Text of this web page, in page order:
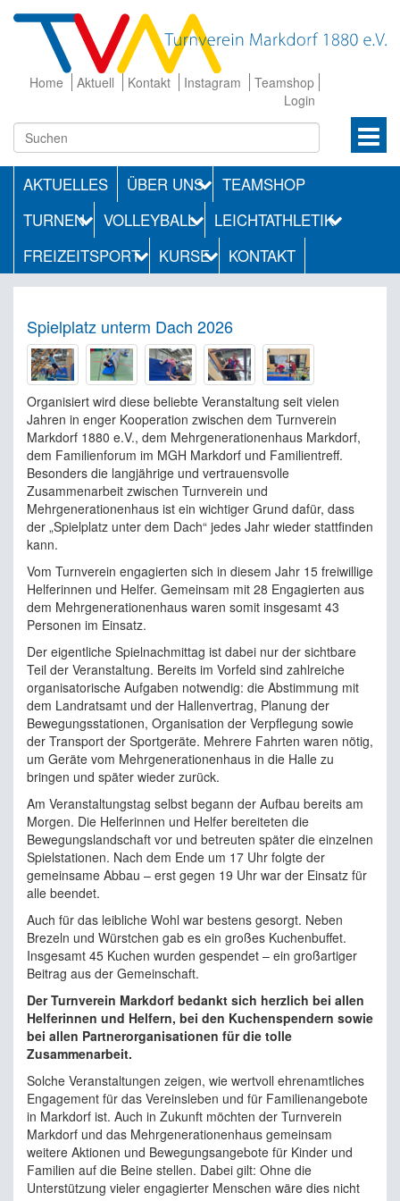
Home Aktuell Kontakt Instagram
Teamshop
Login
AKTUELLES ÜBER UNS
TEAMSHOP
TURNEN
VOLLEYBALL
LEICHTATHLETIK
FREIZEITSPORT
KURSE KONTAKT
Spielplatz unterm Dach 2026
Organisiert wird diese beliebte Veranstaltung seit vielen
Jahren in enger Kooperation zwischen dem Turnverein
Markdorf 1880 e.V., dem Mehrgenerationenhaus Markdorf,
dem Familienforum im MGH Markdorf und Familientreff.
Besonders die langjährige und vertrauensvolle
Zusammenarbeit zwischen Turnverein und
Mehrgenerationenhaus ist ein wichtiger Grund dafür, dass
der „Spielplatz unter dem Dach“ jedes Jahr wieder stattfinden
kann.
Vom Turnverein engagierten sich in diesem Jahr 15 freiwillige
Helferinnen und Helfer. Gemeinsam mit 28 Engagierten aus
dem Mehrgenerationenhaus waren somit insgesamt 43
Personen im Einsatz.
Der eigentliche Spielnachmittag ist dabei nur der sichtbare
Teil der Veranstaltung. Bereits im Vorfeld sind zahlreiche
organisatorische Aufgaben notwendig: die Abstimmung mit
dem Landratsamt und der Hallenvertrag, Planung der
Bewegungsstationen, Organisation der Verpflegung sowie
der Transport der Sportgeräte. Mehrere Fahrten waren nötig,
um Geräte vom Mehrgenerationenhaus in die Halle zu
bringen und später wieder zurück.
Am Veranstaltungstag selbst begann der Aufbau bereits am
Morgen. Die Helferinnen und Helfer bereiteten die
Bewegungslandschaft vor und betreuten später die einzelnen
Spielstationen. Nach dem Ende um 17 Uhr folgte der
gemeinsame Abbau – erst gegen 19 Uhr war der Einsatz für
alle beendet.
Auch für das leibliche Wohl war bestens gesorgt. Neben
Brezeln und Würstchen gab es ein großes Kuchenbuffet.
Insgesamt 45 Kuchen wurden gespendet – ein großartiger
Beitrag aus der Gemeinschaft.
Der Turnverein Markdorf bedankt sich herzlich bei allen
Helferinnen und Helfern, bei den Kuchenspendern sowie
bei allen Partnerorganisationen für die tolle
Zusammenarbeit.
Solche Veranstaltungen zeigen, wie wertvoll ehrenamtliches
Engagement für das Vereinsleben und für Familienangebote
in Markdorf ist. Auch in Zukunft möchten der Turnverein
Markdorf und das Mehrgenerationenhaus gemeinsam
weitere Aktionen und Bewegungsangebote für Kinder und
Familien auf die Beine stellen. Dabei gilt: Ohne die
Unterstützung vieler engagierter Menschen wäre dies nicht